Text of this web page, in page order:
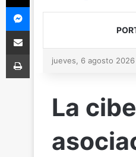
jueves, 6 agosto 2026
La
Messenger
Compartir via Email